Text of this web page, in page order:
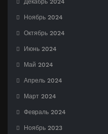
Декабрь 2024
Ноябрь 2024
Октябрь 2024
Июнь 2024
Май 2024
Апрель 2024
Март 2024
Февраль 2024
Ноябрь 2023